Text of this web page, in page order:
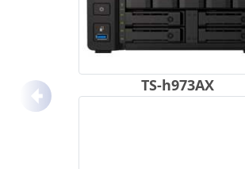
TS-h973AX
Anterior